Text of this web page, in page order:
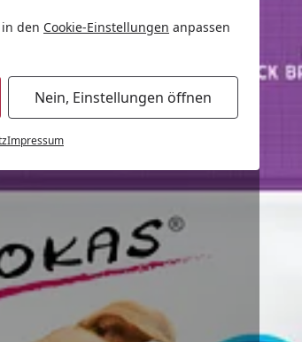
den Cookie-Einstellungen anpassen
Nein, Einstellungen öffnen
Impressum